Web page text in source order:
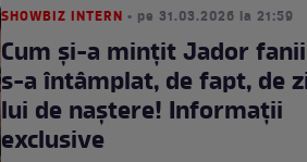
SHOWBIZ INTERN • pe 31.03.2026 la 21:59
Cum și-a mințit Jador
s-a întâmplat, de fapt, de
lui de naștere! Informații
exclusive